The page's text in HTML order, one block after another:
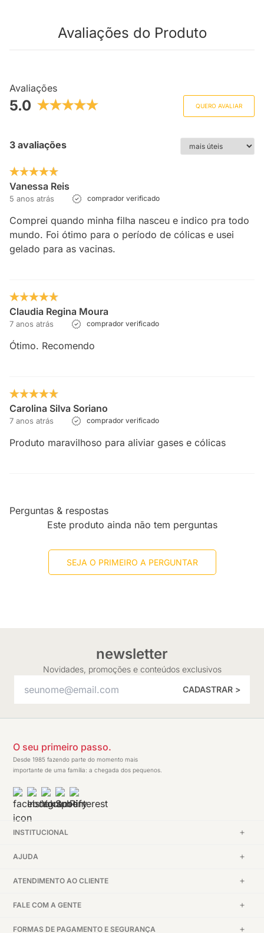
Avaliações do Produto
Avaliações
5.0 QUERO AVALIAR
3 avaliações
Vanessa Reis
5 anos atrás comprador verificado
Comprei quando minha filha nasceu e indico pra todo
mundo. Foi ótimo para o período de cólicas e usei
gelado para as vacinas.
Claudia Regina Moura
7 anos atrás comprador verificado
Ótimo. Recomendo
Carolina Silva Soriano
7 anos atrás comprador verificado
Produto maravilhoso para aliviar gases e cólicas
Perguntas & respostas
Este produto ainda não tem perguntas
SEJA O PRIMEIRO A PERGUNTAR
newsletter
Novidades, promoções e conteúdos exclusivos
CADASTRAR >
O seu primeiro passo.
Desde 1985 fazendo parte do momento mais
importante de uma família: a chegada dos pequenos.
INSTITUCIONAL
AJUDA
ATENDIMENTO AO CLIENTE
FALE COM A GENTE
FORMAS DE PAGAMENTO E SEGURANÇA